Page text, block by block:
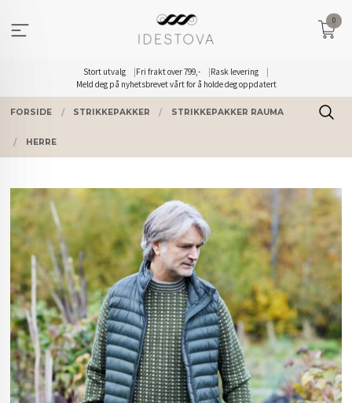
innholdet
Stort utvalg Fri frakt over 799,-
Rask levering
Meld deg på nyhetsbrevet vårt for å holde deg oppdatert
0
FORSIDE STRIKKEPAKKER STRIKKEPAKKER RAUMA
HERRE